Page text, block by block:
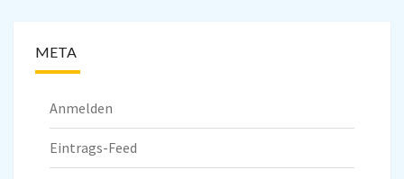
META
Anmelden
Eintrags-Feed